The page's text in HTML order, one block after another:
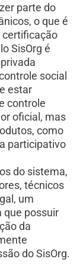
parte do
o que é
certificação
SisOrg é
social
estar
controle
oficial, mas
como
participativo
do sistema,
técnicos
um
que possuir
da
do SisOrg.